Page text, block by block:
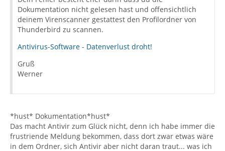
Dokumentation nicht gelesen hast und offensichtlich
deinem Virenscanner gestattest den Profilordner von
Thunderbird zu scannen.
Antivirus-Software - Datenverlust droht!
Gruß
Werner
*hust* Dokumentation*hust*
Das macht Antivir zum Glück nicht, denn ich habe immer die
frustriende Meldung bekommen, dass dort zwar etwas wäre
in dem Ordner, sich Antivir aber nicht daran traut... was ich